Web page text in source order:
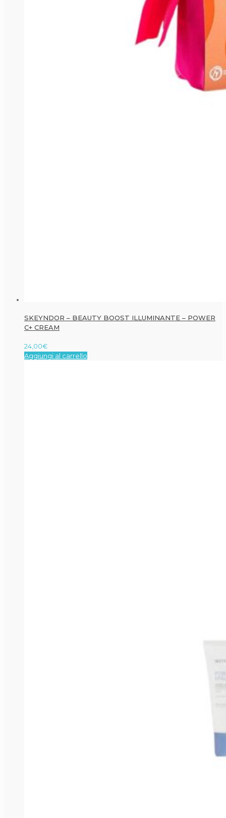
SKEYNDOR – BEAUTY BOOST ILLUMINANTE – POWER
C+ CREAM
24,00€
Aggiungi al carrello